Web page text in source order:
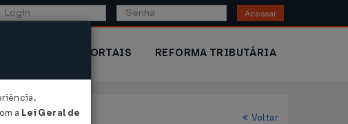
Acessar
PORTAIS REFORMA TRIBUTÁRIA
Voltar
a Lei Geral de